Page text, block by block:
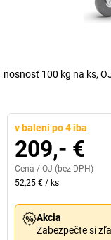
nosnosť 100 kg na ks,
v balení po 4 iba
209,- €
Cena / OJ (bez DPH)
52,25 € / ks
Akcia
Zabezpečte si